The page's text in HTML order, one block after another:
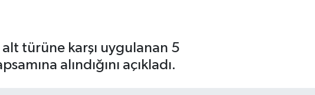
alt türüne karşı uygulanan 5
alındığını açıkladı.